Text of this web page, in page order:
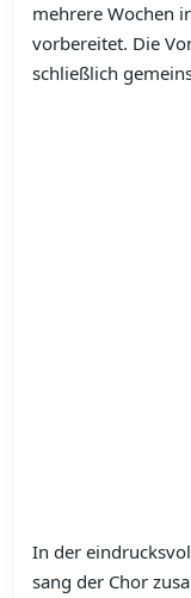
mehrere Wochen
vorbereitet. Die
schließlich
In der
sang der Chor